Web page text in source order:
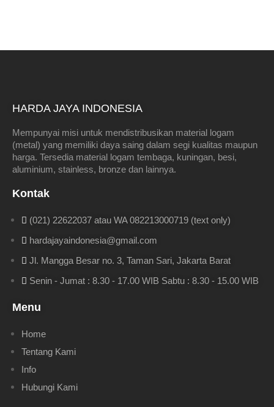
HARDA JAYA INDONESIA
Mempunyai misi untuk mendistribusikan material logam
(metal) yang memiliki daya saing dalam segi kualitas maupun
harga. Tersedia material logam tembaga, kuningan, besi,
aluminium, stainless, bronze dan lainnya.
Kontak
(021) 22622037 atau WA 082213000719 (text only)
hardajayaindonesia@gmail.com
Jl. Mangga Besar no. 3, Taman Sari, Jakarta Barat
Senin - Jumat : 8.30 - 17.00 WIB Sabtu : 8.30 - 15.00 WIB
Menu
Home
Tentang Kami
Info
Hubungi Kami